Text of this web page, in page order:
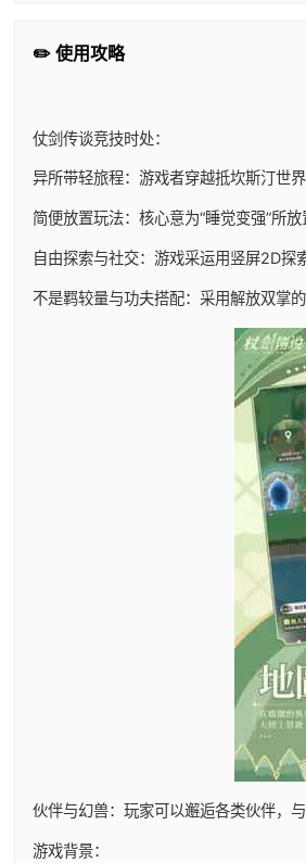
✏️ 使用攻略
仗剑传谈竞技时处：
异所带轻旅程：游戏者穿越抵坎斯汀世
简便放置玩法：核心意为“睡觉变强”所
自由探索与社交：游戏采运用竖屏2D探
不是羁较量与功夫搭配：采用解放双掌
伙伴与幻兽：玩家可以邂逅各类伙伴，
游戏背景：